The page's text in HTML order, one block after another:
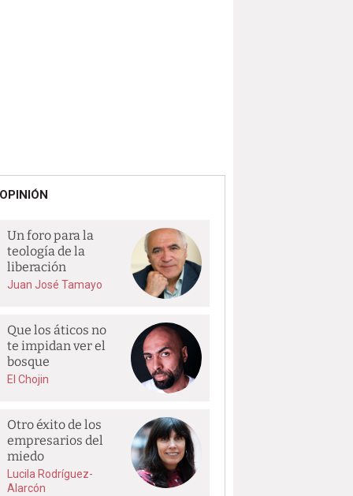
OPINIÓN
Un foro para la
teología de la
liberación
Juan José Tamayo
Que los áticos no
te impidan ver el
bosque
El Chojin
Otro éxito de los
empresarios del
miedo
Lucila Rodríguez-
Alarcón